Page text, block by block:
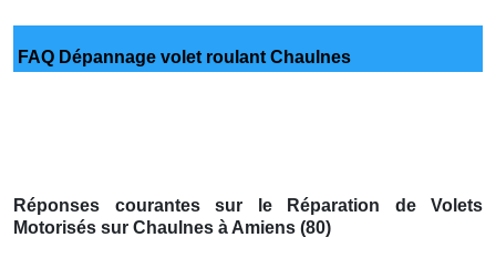
FAQ Dépannage volet roulant Chaulnes
Réponses courantes sur le Réparation de Volets
Motorisés sur Chaulnes à Amiens (80)